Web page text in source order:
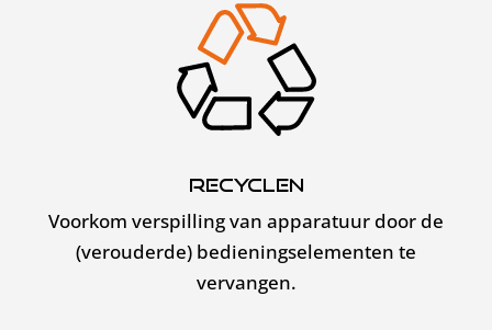
Recyclen
Voorkom verspilling van apparatuur door de
(verouderde) bedieningselementen te
vervangen.